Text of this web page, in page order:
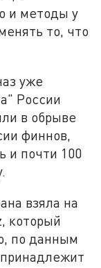
и методы у
то, что
уже
России
в обрыве
финнов,
и почти 100
взяла на
который
по данным